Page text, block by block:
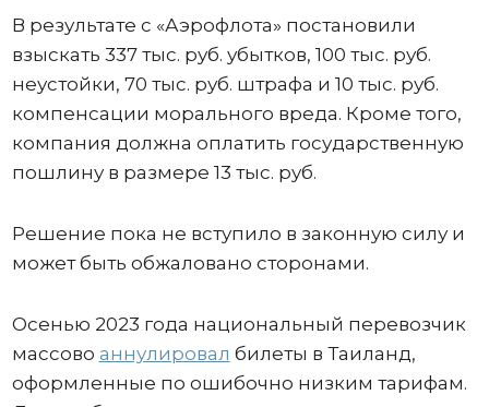
В результате с «Аэрофлота» постановили
взыскать 337 тыс. руб. убытков, 100 тыс. руб.
неустойки, 70 тыс. руб. штрафа и 10 тыс. руб.
компенсации морального вреда. Кроме того,
компания должна оплатить государственную
пошлину в размере 13 тыс. руб.
Решение пока не вступило в законную силу и
может быть обжаловано сторонами.
Осенью 2023 года национальный перевозчик
массово аннулировал билеты в Таиланд,
оформленные по ошибочно низким тарифам.